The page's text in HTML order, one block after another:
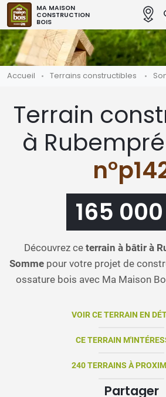
MA MAISON
CONSTRUCTION
BOIS
Accueil Terrains constructibles
Terrain
à
165
Découvrez ce terrain à bâtir à
Sommepour votre projet de
ossature bois avec Ma Maison
VOIR CE TERRAIN EN
CE TERRAIN
240 TERRAINS À
Partager